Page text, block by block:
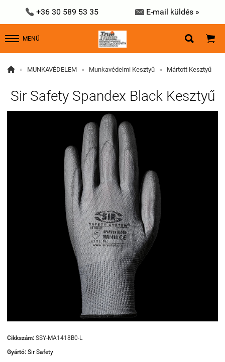
 +36 30 589 53 35  E-mail küldés »
MENÜ  
 » MUNKAVÉDELEM » Munkavédelmi Kesztyű » Mártott Kesztyű
Sir Safety Spandex Black Kesztyű
Cikkszám: SSY-MA1418B0-L
Gyártó: Sir Safety